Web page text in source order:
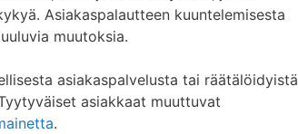
Asiakaspalautteen kuuntelemisesta
muutoksia.
asiakaspalvelusta tai räätälöidyistä
asiakkaat muuttuvat
.